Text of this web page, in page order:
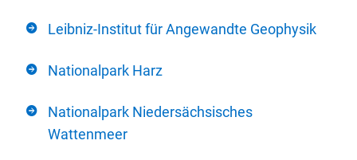
Leibniz-Institut für Angewandte Geophysik
Nationalpark Harz
Nationalpark Niedersächsisches
Wattenmeer